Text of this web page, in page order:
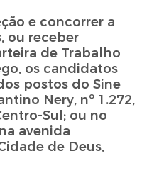
e concorrer a
ou receber
de Trabalho
os candidatos
postos do Sine
Nery, nº 1.272,
Sul; ou no
avenida
de Deus,